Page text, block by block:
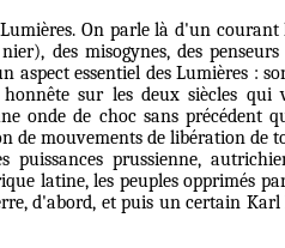
On parle là d'un courant
des misogynes, des
aspect essentiel des Lumières :
sur les deux siècles qui
onde de choc sans précédent
de mouvements de libération de
puissances prussienne,
latine, les peuples opprimés
d'abord, et puis un certain